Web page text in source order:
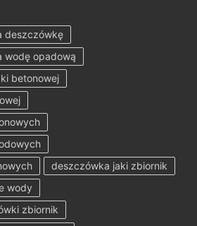
deszczówkę
wodę opadową
betonowej
deszczówka jaki zbiornik
wody
zbiornik